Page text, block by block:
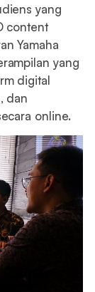
yang
content
Yamaha
yang
digital
dan
online.